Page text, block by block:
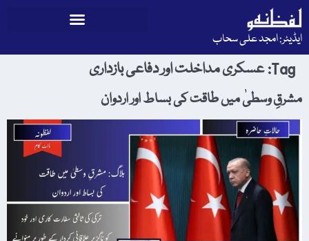
ایڈیٹر: امجد علی سحاب
Tag: عسکری مداخلت اور دفاعی بازداری
مشرقِ وسطیٰ میں طاقت کی بساط اور اردوان